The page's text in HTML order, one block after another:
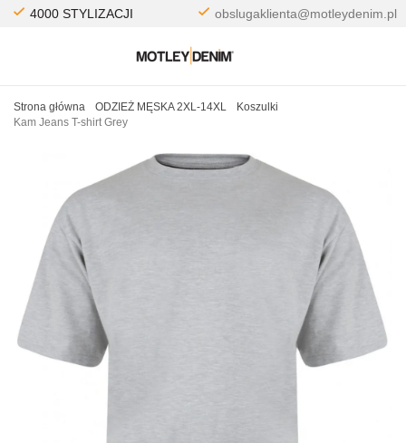
4000 STYLIZACJI obslugaklienta@motleydenim.pl
Strona główna ODZIEŻ MĘSKA 2XL-14XL
Koszulki
Kam Jeans T-shirt Grey